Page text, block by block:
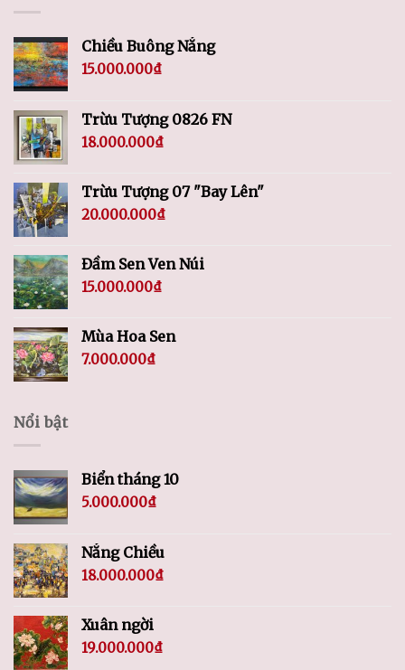
Chiều Buông Nắng
15.000.000₫
Trừu Tượng 0826 FN
18.000.000₫
Trừu Tượng 07 "Bay Lên"
20.000.000₫
Đầm Sen Ven Núi
15.000.000₫
Mùa Hoa Sen
7.000.000₫
Nổi bật
Biển tháng 10
5.000.000₫
Nắng Chiều
18.000.000₫
Xuân ngời
19.000.000₫